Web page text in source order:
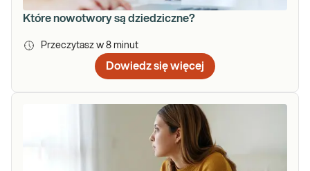
Które nowotwory są dziedziczne?
Przeczytasz w 8 minut
Dowiedz się więcej